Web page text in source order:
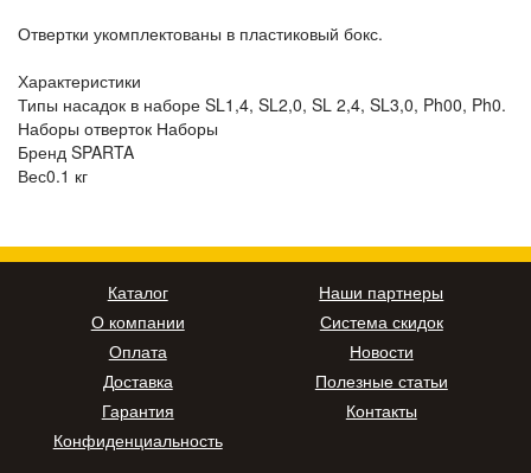
Отвертки укомплектованы в пластиковый бокс.
Характеристики
Типы насадок в наборе SL1,4, SL2,0, SL 2,4, SL3,0, Ph00, Ph0.
Наборы отверток Наборы
Бренд SPARTA
Вес0.1 кг
Каталог
О компании
Оплата
Доставка
Гарантия
Конфиденциальность
Наши партнеры
Система скидок
Новости
Полезные статьи
Контакты